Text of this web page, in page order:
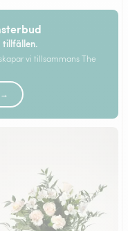
tillfällen.
vi tillsammans The
→